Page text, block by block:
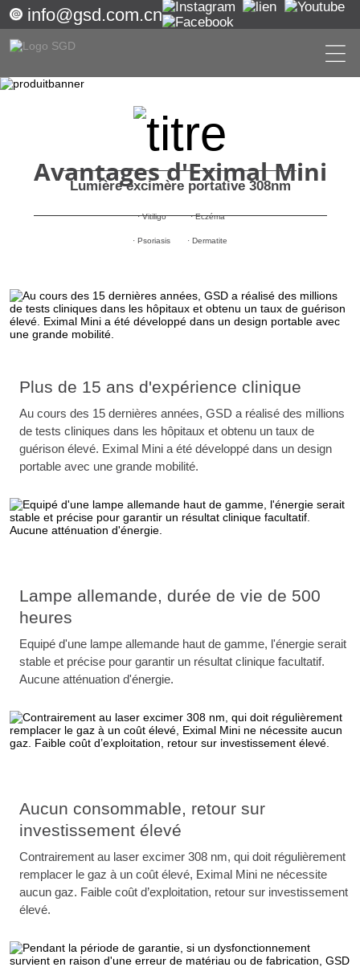
info@gsd.com.cn
Lumière excimère portative 308nm
· Vitiligo
· Psoriasis
· Eczéma
· Dermatite
Avantages d'Eximal Mini
Plus de 15 ans d'expérience clinique
Au cours des 15 dernières années, GSD a réalisé des millions
de tests cliniques dans les hôpitaux et obtenu un taux de
guérison élevé. Eximal Mini a été développé dans un design
portable avec une grande mobilité.
Lampe allemande, durée de vie de 500
heures
Equipé d'une lampe allemande haut de gamme, l'énergie serait
stable et précise pour garantir un résultat clinique facultatif.
Aucune atténuation d'énergie.
Aucun consommable, retour sur
investissement élevé
Contrairement au laser excimer 308 nm, qui doit régulièrement
remplacer le gaz à un coût élevé, Eximal Mini ne nécessite
aucun gaz. Faible coût d’exploitation, retour sur investissement
élevé.